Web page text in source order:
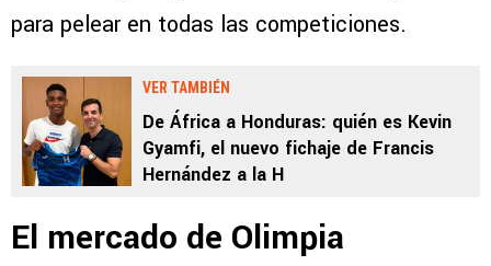
para pelear en todas las competiciones.
VER TAMBIÉN
De África a Honduras: quién es Kevin
Gyamfi, el nuevo fichaje de Francis
Hernández a la H
El mercado de Olimpia